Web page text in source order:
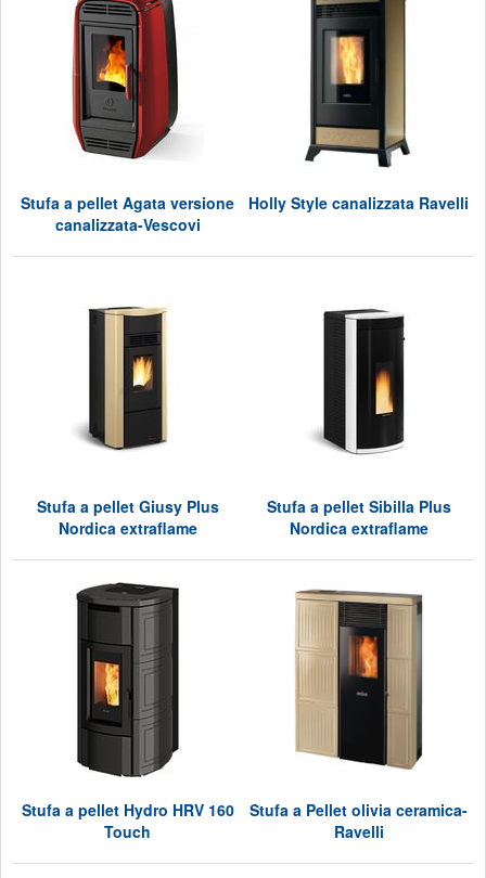
Stufa a pellet Agata versione
canalizzata-Vescovi
Holly Style canalizzata Ravelli
Stufa a pellet Giusy Plus
Nordica extraflame
Stufa a pellet Sibilla Plus
Nordica extraflame
Stufa a pellet Hydro HRV 160
Touch
Stufa a Pellet olivia ceramica-
Ravelli